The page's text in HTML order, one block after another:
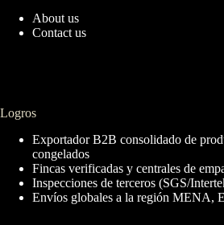
About us
Contact us
Logros
Exportador B2B consolidado de
congelados
Fincas verificadas y centrales de
Inspecciones de terceros (SGS/
Envíos globales a la región MENA,